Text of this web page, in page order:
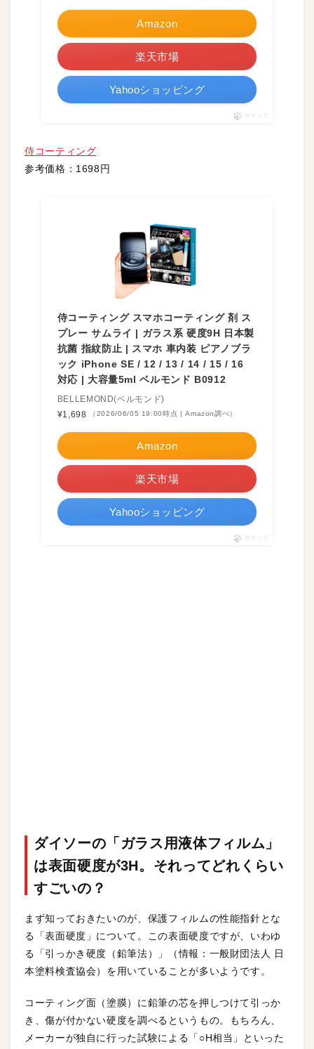
Amazon
楽天市場
Yahooショッピング
ポチップ
侍コーティング
参考価格：1698円
侍コーティング スマホコーティング 剤 ス
プレー サムライ | ガラス系 硬度9H 日本製
抗菌 指紋防止 | スマホ 車内装 ピアノブラ
ック iPhone SE / 12 / 13 / 14 / 15 / 16
対応 | 大容量5ml ベルモンド B0912
BELLEMOND(ベルモンド)
¥1,698
（2026/06/05 19:00時点 | Amazon調べ）
Amazon
楽天市場
Yahooショッピング
ポチップ
ダイソーの「ガラス用液体フィルム」
は表面硬度が3H。それってどれくらい
すごいの？
まず知っておきたいのが、保護フィルムの性能指針とな
る「表面硬度」について。この表面硬度ですが、いわゆ
る「引っかき硬度（鉛筆法）」（情報：一般財団法人 日
本塗料検査協会）を用いていることが多いようです。
コーティング面（塗膜）に鉛筆の芯を押しつけて引っか
き、傷が付かない硬度を調べるというもの。もちろん、
メーカーが独自に行った試験による「○H相当」といった